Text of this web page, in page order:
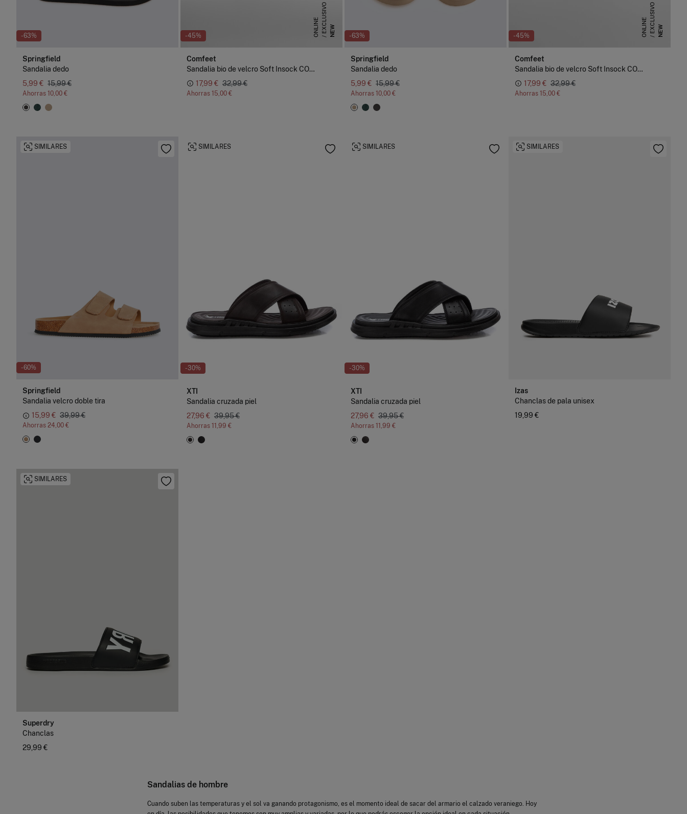
-63%
Springfield
Sandalia dedo
5,99 € 15,99 €
Ahorras 10,00 €
-45% NEW
E
X
C
L
U
S
I
V
O
O
N
L
I
N
E
Comfeet
Sandalia bio de velcro Soft Insock COMFEET
17,99 € 32,99 €
Ahorras 15,00 €
-63%
Springfield
Sandalia dedo
5,99 € 15,99 €
Ahorras 10,00 €
-45% NEW
E
X
C
L
U
S
I
V
O
O
N
L
I
N
E
Comfeet
Sandalia bio de velcro Soft Insock COMFEET
17,99 € 32,99 €
Ahorras 15,00 €
-60%
SIMILARES
Springfield
Sandalia velcro doble tira
15,99 € 39,99 €
Ahorras 24,00 €
-30%
SIMILARES
XTI
Sandalia cruzada piel
27,96 € 39,95 €
Ahorras 11,99 €
-30%
SIMILARES
XTI
Sandalia cruzada piel
27,96 € 39,95 €
Ahorras 11,99 €
SIMILARES
Izas
Chanclas de pala unisex
19,99 €
SIMILARES
Superdry
Chanclas
29,99 €
Sandalias de hombre
Cuando suben las temperaturas y el sol va ganando protagonismo, es el momento ideal de sacar del armario el calzado veraniego. Hoy